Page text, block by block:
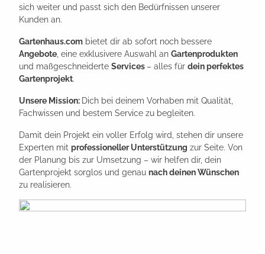
sich weiter und passt sich den Bedürfnissen unserer
Kunden an.
Gartenhaus.com bietet dir ab sofort noch bessere
Angebote , eine exklusivere Auswahl an Gartenprodukten
und maßgeschneiderte Services – alles für dein perfektes
Gartenprojekt.
Unsere Mission: Dich bei deinem Vorhaben mit Qualität,
Fachwissen und bestem Service zu begleiten.
Damit dein Projekt ein voller Erfolg wird, stehen dir unsere
Experten mit professioneller Unterstützung zur Seite. Von
der Planung bis zur Umsetzung – wir helfen dir, dein
Gartenprojekt sorglos und genau nach deinen Wünschen
zu realisieren.